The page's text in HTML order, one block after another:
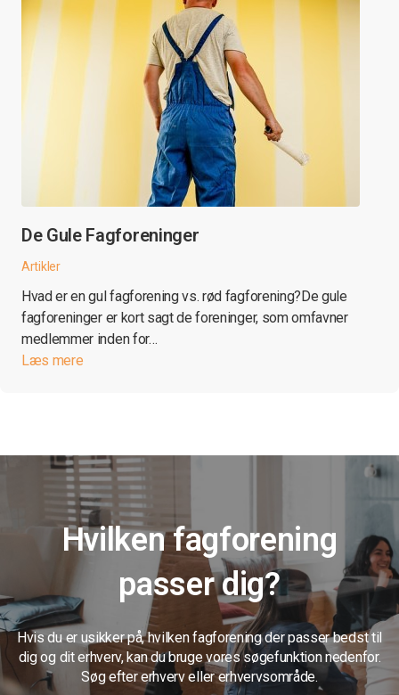
De Gule Fagforeninger
Artikler
Hvad er en gul fagforening vs. rød fagforening?De gule
fagforeninger er kort sagt de foreninger, som omfavner
medlemmer inden for…
Læs mere
Hvilken fagforening
passer dig?
Hvis du er usikker på, hvilken fagforening der passer bedst til
dig og dit erhverv, kan du bruge vores søgefunktion nedenfor.
Søg efter erhverv eller erhvervsområde.